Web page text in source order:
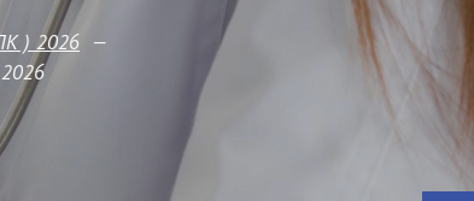
) 2026 —